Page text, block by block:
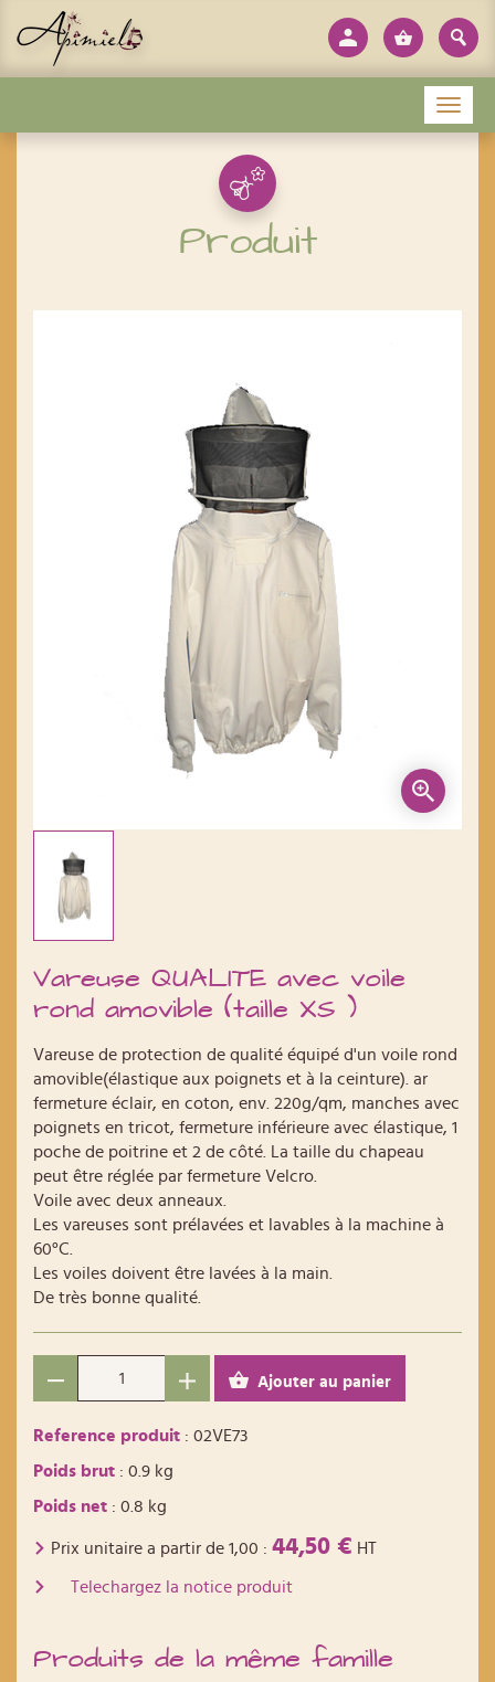
Produit
Vareuse QUALITE avec voile
rond amovible (taille XS )
Vareuse de protection de qualité équipé d'un voile rond
amovible(élastique aux poignets et à la ceinture). ar
fermeture éclair, en coton, env. 220g/qm, manches avec
poignets en tricot, fermeture inférieure avec élastique, 1
poche de poitrine et 2 de côté. La taille du chapeau
peut être réglée par fermeture Velcro.
Voile avec deux anneaux.
Les vareuses sont prélavées et lavables à la machine à
60°C.
Les voiles doivent être lavées à la main.
De très bonne qualité.
Ajouter au panier
Reference produit : 02VE73
Poids brut : 0.9 kg
Poids net : 0.8 kg
Prix unitaire a partir de 1,00 : 44,50 € HT
Telechargez la notice produit
Produits de la même famille
Menu
Panneau de gestion des cookies